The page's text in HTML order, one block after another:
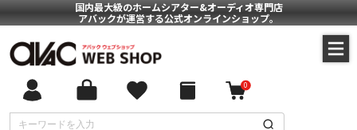
国内最大級のホームシアター&オーディオ専門店
アバックが運営する公式オンラインショップ。
0